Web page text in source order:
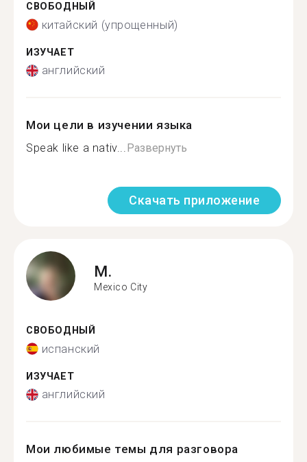
СВОБОДНЫЙ
китайский (упрощенный)
ИЗУЧАЕТ
английский
Мои цели в изучении языка
Speak like a nativ...Развернуть
Скачать приложение
M.
Mexico City
СВОБОДНЫЙ
испанский
ИЗУЧАЕТ
английский
Мои любимые темы для разговора